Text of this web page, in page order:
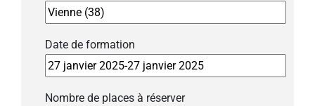
Date de formation
Nombre de places à réserver